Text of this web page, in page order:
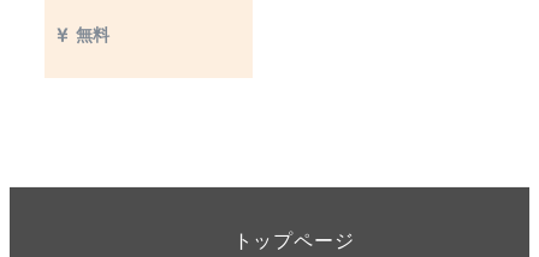
無料
トップページ